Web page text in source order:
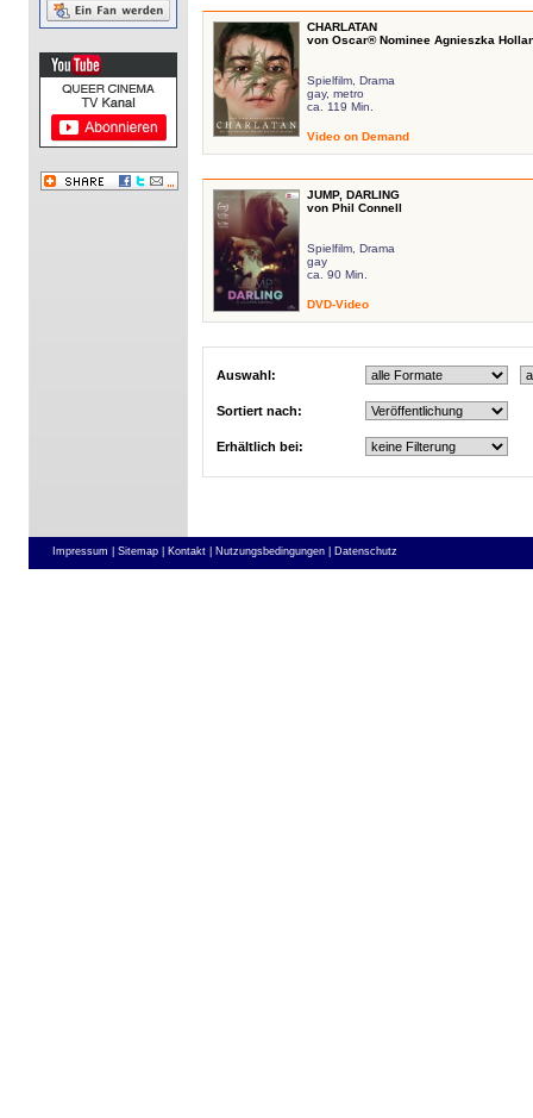
CHARLATAN
von Oscar® Nominee Agnieszka
Spielfilm, Drama
gay, metro
ca. 119 Min.
Video on Demand
JUMP, DARLING
von Phil Connell
Spielfilm, Drama
gay
ca. 90 Min.
DVD-Video
Auswahl:
Sortiert nach:
Erhältlich bei:
Impressum | Sitemap | Kontakt | Nutzungsbedingungen | Datenschutz